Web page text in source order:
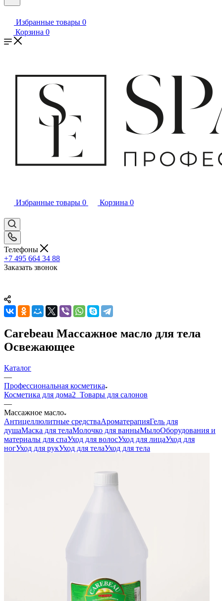
Избранные товары 0
Корзина 0
Избранные товары 0 Корзина 0
Телефоны
+7 495 664 34 88
Заказать звонок
Carebeau Массажное масло для тела
Освежающее
Каталог
—
Профессиональная косметика
Косметика для дома2_Товары для салонов
—
Массажное масло
Антицеллюлитные средстваАроматерапияГель для
душаМаска для телаМолочко для ванныМылоОборудования и
материалы для спаУход для волосУход для лицаУход для
ногУход для рукУход для телаУход для тела